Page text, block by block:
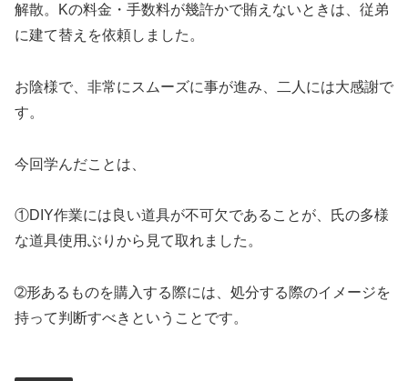
解散。Kの料金・手数料が幾許かで賄えないときは、従弟
に建て替えを依頼しました。
お陰様で、非常にスムーズに事が進み、二人には大感謝で
す。
今回学んだことは、
①DIY作業には良い道具が不可欠であることが、氏の多様
な道具使用ぶりから見て取れました。
➁形あるものを購入する際には、処分する際のイメージを
持って判断すべきということです。